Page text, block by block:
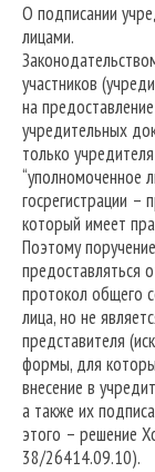
О подписании
лицами.
участников
на
учредительных
только
“уполномоченное
госрегистрации –
который имеет
Поэтому
предоставляться
протокол общего
лица, но не
представителя
формы, для
внесение в
а также их
этого – решение
38/26414.09.10).